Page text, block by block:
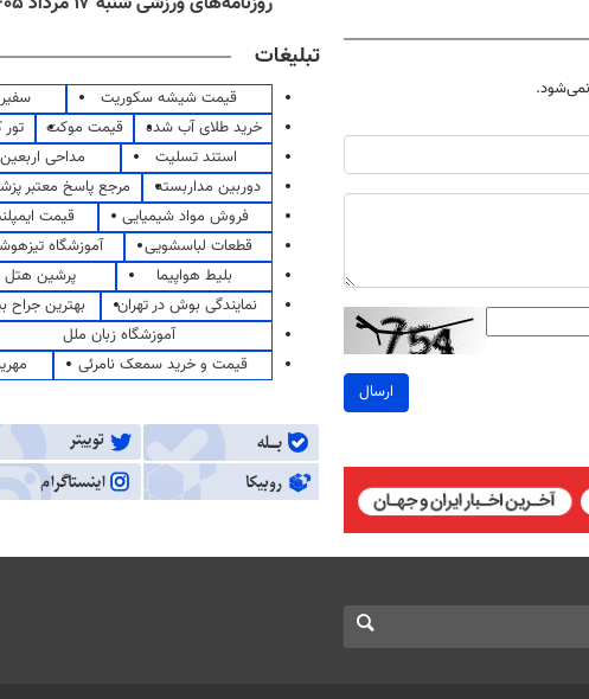
ارسال
تبلیغات
قیمت شیشه سکوریت
سفیر
خرید طلای آب شده
قیمت موکت
تور
استند تسلیت
مداحی اربعین
دوربین مداربسته
مرجع پاسخ معتبر
فروش مواد شیمیایی
قیمت
قطعات لباسشویی
آموزشگاه
بلیط هواپیما
پرشین هتل
نمایندگی بوش در تهران
بهترین جراح
آموزشگاه زبان ملل
قیمت و خرید سمعک نامرئی